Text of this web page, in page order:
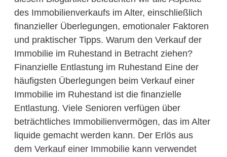
des Immobilienverkaufs im Alter, einschließlich
finanzieller Überlegungen, emotionaler Faktoren
und praktischer Tipps. Warum den Verkauf der
Immobilie im Ruhestand in Betracht ziehen?
Finanzielle Entlastung im Ruhestand Eine der
häufigsten Überlegungen beim Verkauf einer
Immobilie im Ruhestand ist die finanzielle
Entlastung. Viele Senioren verfügen über
beträchtliches Immobilienvermögen, das im Alter
liquide gemacht werden kann. Der Erlös aus
dem Verkauf einer Immobilie kann verwendet